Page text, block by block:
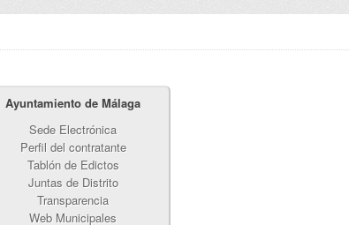
Ayuntamiento de Málaga
Sede Electrónica
Perfil del contratante
Tablón de Edictos
Juntas de Distrito
Transparencia
Web Municipales